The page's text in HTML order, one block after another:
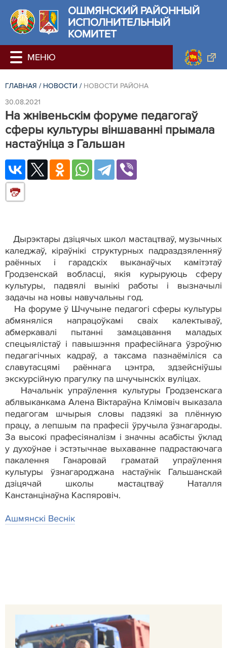
ОШМЯНСКИЙ РАЙОННЫЙ
ИСПОЛНИТЕЛЬНЫЙ
КОМИТЕТ
ГЛАВНАЯ / НОВОСТИ / НОВОСТИ РАЙОНА
30.08.2021
На жнівеньскім форуме педагогаў
сферы культуры віншаванні прымала
настаўніца з Гальшан
Дырэктары дзіцячых школ мастацтваў, музычных
каледжаў, кіраўнікі структурных падраздзяленняў
раённых і гарадскіх выканаўчых камітэтаў
Гродзенскай вобласці, якія курыруюць сферу
культуры, падвялі вынікі работы і вызначылі
задачы на новы навучальны год.
На форуме ў Шчучыне педагогі сферы культуры
абмяняліся напрацоўкамі сваіх калектываў,
абмеркавалі пытанні замацавання маладых
спецыялістаў і павышэння прафесійнага ўзроўню
педагагічных кадраў, а таксама пазнаёміліся са
славутасцямі раённага цэнтра, здзейсніўшы
экскурсійную прагулку па шчучынскіх вуліцах.
Начальнік упраўлення культуры Гродзенскага
аблвыканкама Алена Віктараўна Клімовіч выказала
педагогам шчырыя словы падзякі за плённую
працу, а лепшым па прафесіі ўручыла ўзнагароды.
За высокі прафесіяналізм і значны асабісты ўклад
у духоўнае і эстэтычнае выхаванне падрастаючага
пакалення Ганаровай граматай упраўлення
культуры ўзнагароджана настаўнік Гальшанскай
дзіцячай школы мастацтваў Наталля
Канстанцінаўна Каспяровіч.
Ашмянскі Веснік